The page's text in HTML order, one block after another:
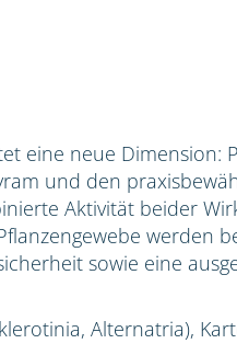
eine neue Dimension:
und den
Aktivität beider
werden
sowie eine
Alternatria),